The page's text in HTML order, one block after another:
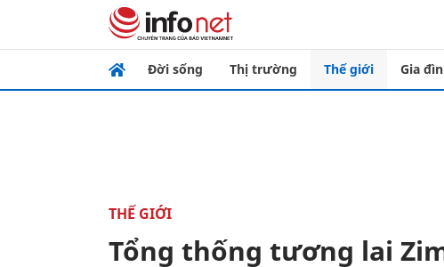
Đời sống Thị trường Thế giới Gia
THẾ GIỚI
Tổng thống tương lai